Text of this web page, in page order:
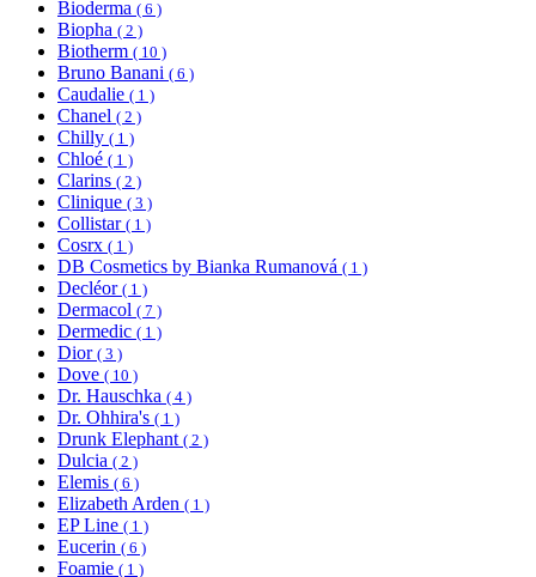
Bioderma ( 6 )
Biopha ( 2 )
Biotherm ( 10 )
Bruno Banani ( 6 )
Caudalie ( 1 )
Chanel ( 2 )
Chilly ( 1 )
Chloé ( 1 )
Clarins ( 2 )
Clinique ( 3 )
Collistar ( 1 )
Cosrx ( 1 )
DB Cosmetics by Bianka Rumanová ( 1 )
Decléor ( 1 )
Dermacol ( 7 )
Dermedic ( 1 )
Dior ( 3 )
Dove ( 10 )
Dr. Hauschka ( 4 )
Dr. Ohhira's ( 1 )
Drunk Elephant ( 2 )
Dulcia ( 2 )
Elemis ( 6 )
Elizabeth Arden ( 1 )
EP Line ( 1 )
Eucerin ( 6 )
Foamie ( 1 )